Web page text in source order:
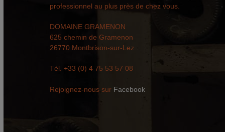
professionnel au plus près de chez vous.
DOMAINE GRAMENON
625 chemin de Gramenon
26770 Montbrison-sur-Lez
Tél. +33 (0) 4 75 53 57 08
Rejoignez-nous sur Facebook